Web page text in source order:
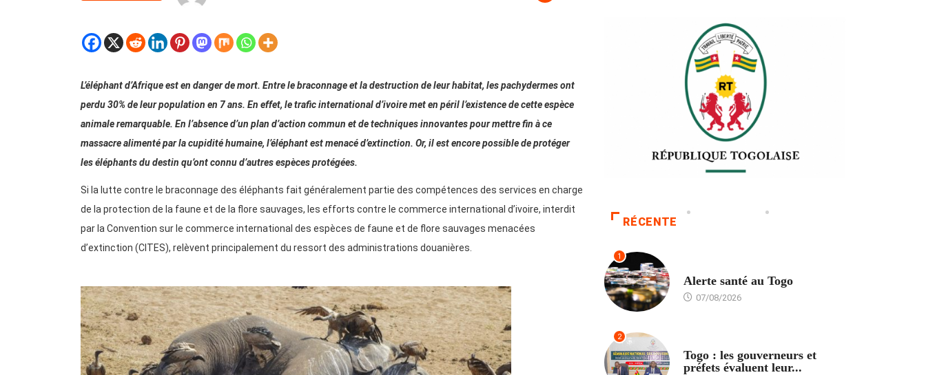
L’éléphant d’Afrique est en danger de mort. Entre le braconnage et la destruction de leur habitat, les pachydermes ont
perdu 30% de leur population en 7 ans. En effet, le trafic international d’ivoire met en péril l’existence de cette espèce
animale remarquable. En l’absence d’un plan d’action commun et de techniques innovantes pour mettre fin à ce
massacre alimenté par la cupidité humaine, l’éléphant est menacé d’extinction. Or, il est encore possible de protéger
les éléphants du destin qu’ont connu d’autres espèces protégées.
Si la lutte contre le braconnage des éléphants fait généralement partie des compétences des services en charge
de la protection de la faune et de la flore sauvages, les efforts contre le commerce international d’ivoire, interdit
par la Convention sur le commerce international des espèces de faune et de flore sauvages menacées
d’extinction (CITES), relèvent principalement du ressort des administrations douanières.
RÉCENTE
1
Alerte santé au Togo
07/08/2026
2
Togo : les gouverneurs et
préfets évaluent leur...